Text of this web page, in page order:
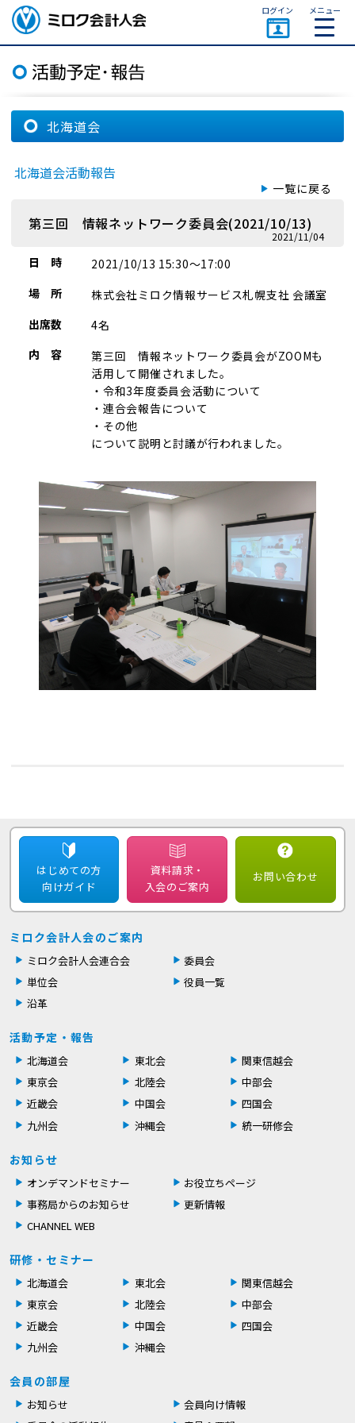
ミロク会計人会 MIROKU
ACCOUNTING PERSON
ASSOCIATION
ログイン メニュー
北海道会
北海道会活動報告
一覧に戻る
第三回 情報ネットワーク委員会(2021/10/13)
2021/11/04
日 時
2021/10/13 15:30～17:00
場 所
株式会社ミロク情報サービス札幌支社 会議室
出席数
4名
内 容
第三回 情報ネットワーク委員会がZOOMも
活用して開催されました。
・令和3年度委員会活動について
・連合会報告について
・その他
について説明と討議が行われました。
はじめての方
向けガイド
資料請求・
入会のご案内
お問い合わせ
ミロク会計人会のご案内
ミロク会計人会連合会
委員会
単位会
役員一覧
沿革
活動予定・報告
北海道会 東北会
関東信越会
東京会
北陸会
中部会
近畿会
中国会
四国会
九州会
沖縄会 統一研修会
お知らせ
オンデマンドセミナー
お役立ちページ
事務局からのお知らせ
更新情報
CHANNEL WEB
研修・セミナー
北海道会 東北会
関東信越会
東京会
北陸会
中部会
近畿会
中国会
四国会
九州会
沖縄会
会員の部屋
お知らせ
会員向け情報